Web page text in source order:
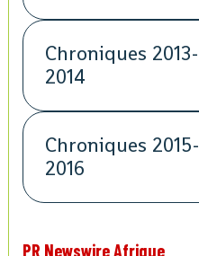
Chroniques 2013-
2014
Chroniques 2015-
2016
PR Newswire Afrique